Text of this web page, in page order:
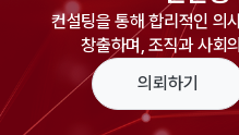
컨설팅을 통해 합리적인 의
창출하며, 조직과 사회
의뢰하기